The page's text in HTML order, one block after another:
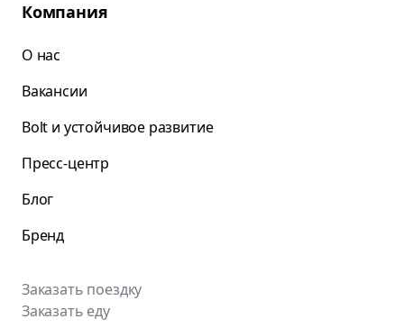
Компания
О нас
Вакансии
Bolt и устойчивое развитие
Пресс-центр
Блог
Бренд
Заказать поездку
Заказать еду